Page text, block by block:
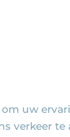
uw
verkeer te